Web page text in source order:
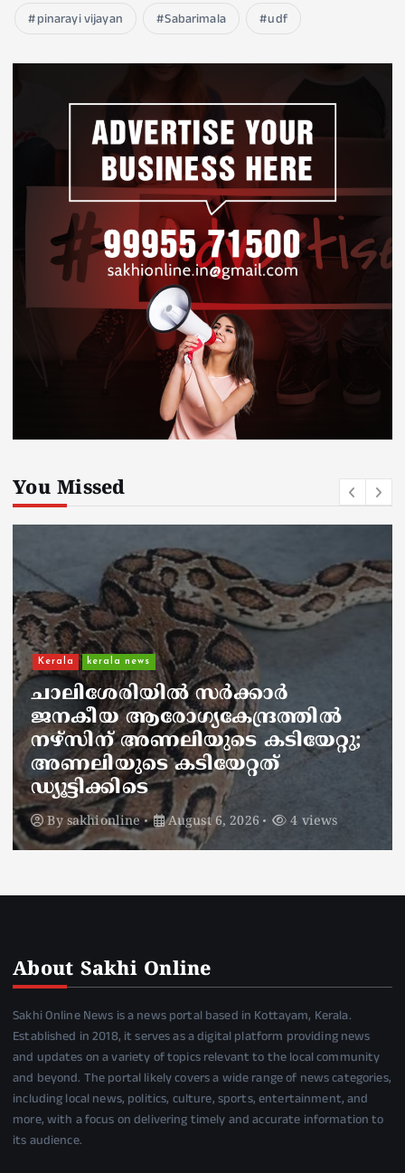
pinarayi vijayan
Sabarimala udf
You Missed
Kerala kerala news
ചാലിശേരിയില്‍ സര്‍ക്കാര്‍
ജനകീയ ആരോഗ്യകേന്ദ്രത്തില്‍
നഴ്സിന് അണലിയുടെ കടിയേറ്റു;
അണലിയുടെ കടിയേറ്റത്
ഡ്യൂട്ടിക്കിടെ
By sakhionline August 6, 2026 4 views
About Sakhi Online
Sakhi Online News is a news portal based in Kottayam, Kerala.
Established in 2018, it serves as a digital platform providing news
and updates on a variety of topics relevant to the local community
and beyond. The portal likely covers a wide range of news categories,
including local news, politics, culture, sports, entertainment, and
more, with a focus on delivering timely and accurate information to
its audience.